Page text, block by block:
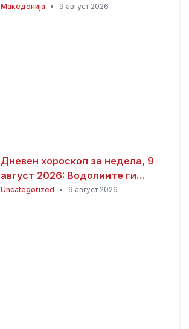
Петка – торжествена прослава
Македонија • 9 август 2026
Дневен хороскоп за недела, 9
август 2026: Водолиите ги
очекува одличен ден, Јарците
Uncategorized • 9 август 2026